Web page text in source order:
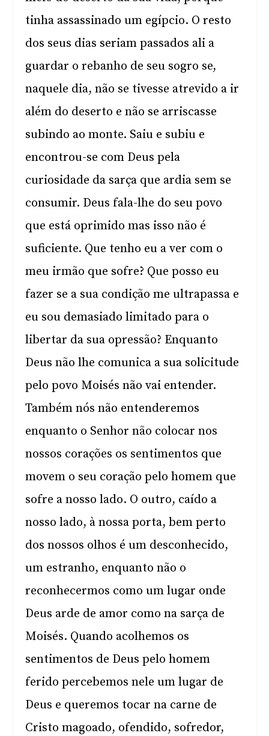
tinha assassinado um egípcio. O resto
dos seus dias seriam passados ali a
guardar o rebanho de seu sogro se,
naquele dia, não se tivesse atrevido a ir
além do deserto e não se arriscasse
subindo ao monte. Saiu e subiu e
encontrou-se com Deus pela
curiosidade da sarça que ardia sem se
consumir. Deus fala-lhe do seu povo
que está oprimido mas isso não é
suficiente. Que tenho eu a ver com o
meu irmão que sofre? Que posso eu
fazer se a sua condição me ultrapassa e
eu sou demasiado limitado para o
libertar da sua opressão? Enquanto
Deus não lhe comunica a sua solicitude
pelo povo Moisés não vai entender.
Também nós não entenderemos
enquanto o Senhor não colocar nos
nossos corações os sentimentos que
movem o seu coração pelo homem que
sofre a nosso lado. O outro, caído a
nosso lado, à nossa porta, bem perto
dos nossos olhos é um desconhecido,
um estranho, enquanto não o
reconhecermos como um lugar onde
Deus arde de amor como na sarça de
Moisés. Quando acolhemos os
sentimentos de Deus pelo homem
ferido percebemos nele um lugar de
Deus e queremos tocar na carne de
Cristo magoado, ofendido, sofredor,